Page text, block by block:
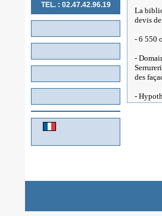
TEL. : 02.47.42.96.19
La
devis
- 6 550
-
des
-